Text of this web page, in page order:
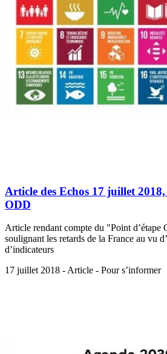
Article des Echos 17 juillet
ODD
Article rendant compte du "Point d’étape
soulignant les retards de la France au vu
d’indicateurs
17 juillet 2018 - Article - Pour s’informer